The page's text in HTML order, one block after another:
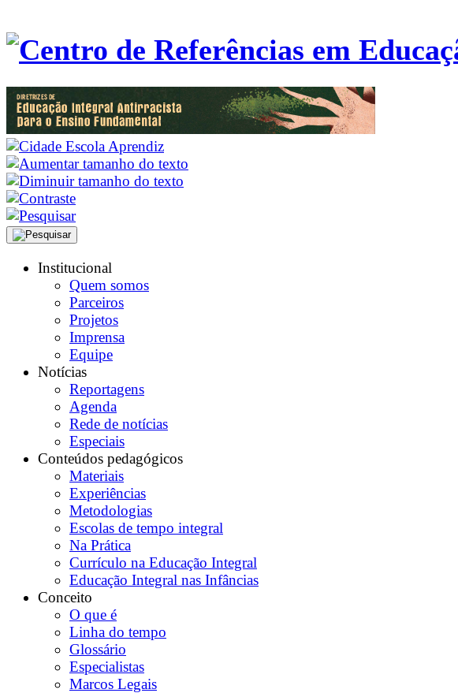
Institucional
Quem somos
Parceiros
Projetos
Imprensa
Equipe
Notícias
Reportagens
Agenda
Rede de notícias
Especiais
Conteúdos pedagógicos
Materiais
Experiências
Metodologias
Escolas de tempo integral
Na Prática
Currículo na Educação Integral
Educação Integral nas Infâncias
Conceito
O que é
Linha do tempo
Glossário
Especialistas
Marcos Legais